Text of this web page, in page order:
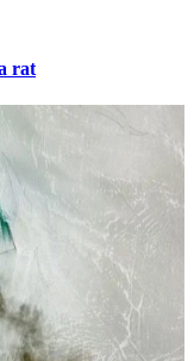
rat